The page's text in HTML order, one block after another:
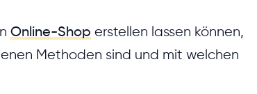
Online-Shop erstellen lassen können,
Methoden sind und mit welchen